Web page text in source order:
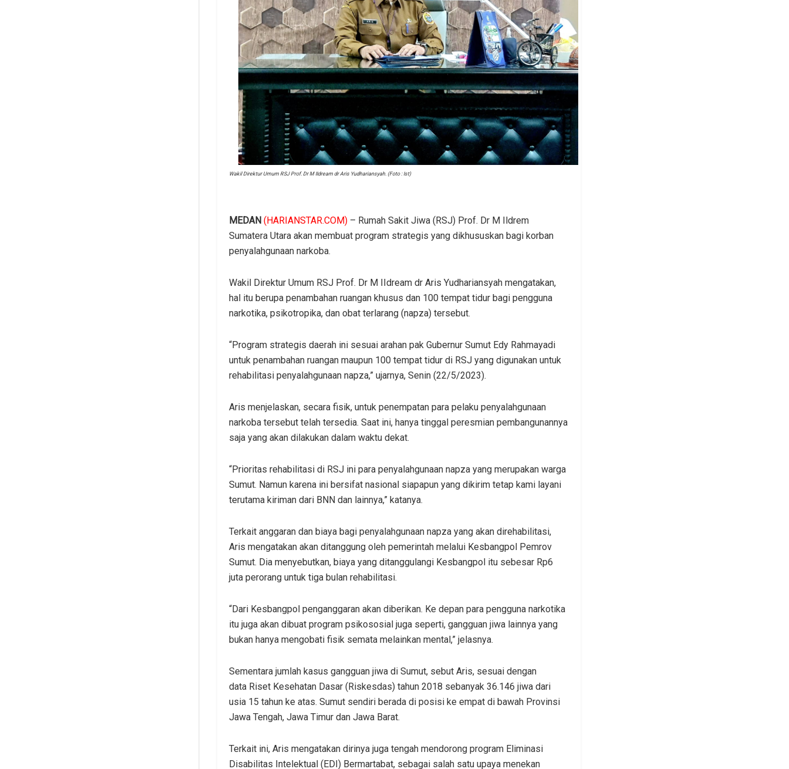
Wakil Direktur Umum RSJ Prof. Dr M IIdream dr Aris Yudhariansyah. (Foto : Ist)
MEDAN (HARIANSTAR.COM) – Rumah Sakit Jiwa (RSJ) Prof. Dr M Ildrem
Sumatera Utara akan membuat program strategis yang dikhususkan bagi korban
penyalahgunaan narkoba.
Wakil Direktur Umum RSJ Prof. Dr M IIdream dr Aris Yudhariansyah mengatakan,
hal itu berupa penambahan ruangan khusus dan 100 tempat tidur bagi pengguna
narkotika, psikotropika, dan obat terlarang (napza) tersebut.
“Program strategis daerah ini sesuai arahan pak Gubernur Sumut Edy Rahmayadi
untuk penambahan ruangan maupun 100 tempat tidur di RSJ yang digunakan untuk
rehabilitasi penyalahgunaan napza,” ujarnya, Senin (22/5/2023).
Aris menjelaskan, secara fisik, untuk penempatan para pelaku penyalahgunaan
narkoba tersebut telah tersedia. Saat ini, hanya tinggal peresmian pembangunannya
saja yang akan dilakukan dalam waktu dekat.
“Prioritas rehabilitasi di RSJ ini para penyalahgunaan napza yang merupakan warga
Sumut. Namun karena ini bersifat nasional siapapun yang dikirim tetap kami layani
terutama kiriman dari BNN dan lainnya,” katanya.
Terkait anggaran dan biaya bagi penyalahgunaan napza yang akan direhabilitasi,
Aris mengatakan akan ditanggung oleh pemerintah melalui Kesbangpol Pemrov
Sumut. Dia menyebutkan, biaya yang ditanggulangi Kesbangpol itu sebesar Rp6
juta perorang untuk tiga bulan rehabilitasi.
“Dari Kesbangpol penganggaran akan diberikan. Ke depan para pengguna narkotika
itu juga akan dibuat program psikososial juga seperti, gangguan jiwa lainnya yang
bukan hanya mengobati fisik semata melainkan mental,” jelasnya.
Sementara jumlah kasus gangguan jiwa di Sumut, sebut Aris, sesuai dengan
data Riset Kesehatan Dasar (Riskesdas) tahun 2018 sebanyak 36.146 jiwa dari
usia 15 tahun ke atas. Sumut sendiri berada di posisi ke empat di bawah Provinsi
Jawa Tengah, Jawa Timur dan Jawa Barat.
Terkait ini, Aris mengatakan dirinya juga tengah mendorong program Eliminasi
Disabilitas Intelektual (EDI) Bermartabat, sebagai salah satu upaya menekan